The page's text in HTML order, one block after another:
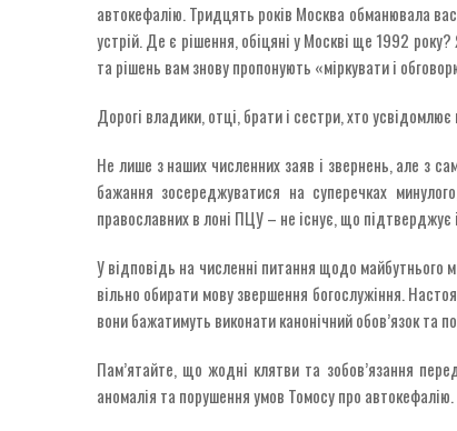
автокефалію. Тридцять років Москва обманювала
устрій. Де є рішення, обіцяні у Москві ще 1992
та рішень вам знову пропонують «міркувати і
Дорогі владики, отці, брати і сестри, хто
Не лише з наших численних заяв і звернень, але з
бажання зосереджуватися на суперечках
православних в лоні ПЦУ – не існує, що
У відповідь на численні питання щодо майбутнього
вільно обирати мову звершення богослужіння.
вони бажатимуть виконати канонічний обов’язок та
Пам’ятайте, що жодні клятви та зобов’язання
аномалія та порушення умов Томосу про автокефалію.